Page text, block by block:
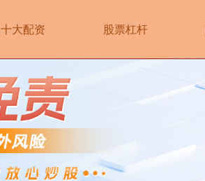
十大配资 股票杠杆